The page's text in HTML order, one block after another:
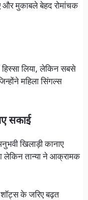
और मुकाबले बेहद रोमांचक
लिया, लेकिन सबसे
महिला सिंगल्स
सकाई
खिलाड़ी कानाए
तान्या ने आक्रामक
के जरिए बढ़त